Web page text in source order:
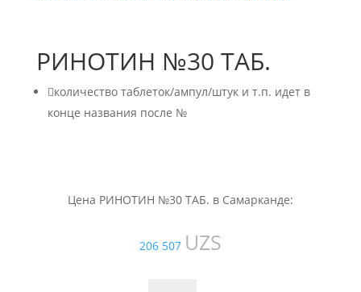
РИНОТИН №30 ТАБ.
количество таблеток/ампул/штук и т.п. идет в
конце названия после №
Цена РИНОТИН №30 ТАБ. в Самарканде:
206 507 UZS